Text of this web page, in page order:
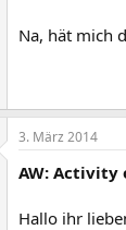
Na, hät mich
3. März 2014
AW: Activity
Hallo ihr